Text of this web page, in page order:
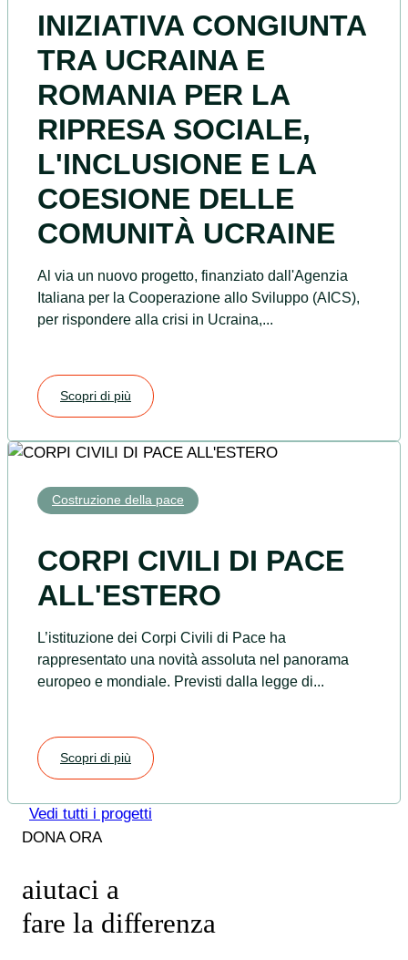
INIZIATIVA CONGIUNTA
TRA UCRAINA E
ROMANIA PER LA
RIPRESA SOCIALE,
L'INCLUSIONE E LA
COESIONE DELLE
COMUNITÀ UCRAINE
Al via un nuovo progetto, finanziato dall'Agenzia
Italiana per la Cooperazione allo Sviluppo (AICS),
per rispondere alla crisi in Ucraina,...
Scopri di più
Costruzione della pace
CORPI CIVILI DI PACE
ALL'ESTERO
L’istituzione dei Corpi Civili di Pace ha
rappresentato una novità assoluta nel panorama
europeo e mondiale. Previsti dalla legge di...
Scopri di più
Vedi tutti i progetti
DONA ORA
aiutaci a
fare la differenza